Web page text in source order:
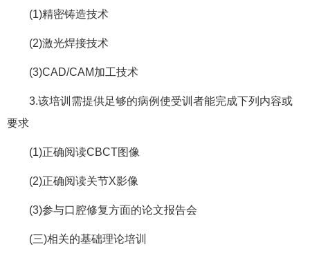
(1)精密铸造技术
(2)激光焊接技术
(3)CAD/CAM加工技术
3.该培训需提供足够的病例使受训者能完成下列内容或
要求
(1)正确阅读CBCT图像
(2)正确阅读关节X影像
(3)参与口腔修复方面的论文报告会
(三)相关的基础理论培训